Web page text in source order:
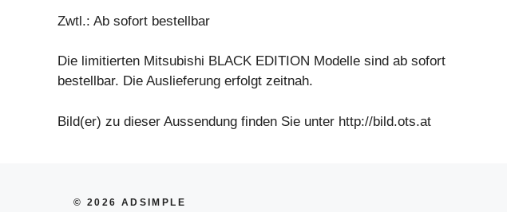
Zwtl.: Ab sofort bestellbar
Die limitierten Mitsubishi BLACK EDITION Modelle sind ab sofort
bestellbar. Die Auslieferung erfolgt zeitnah.
Bild(er) zu dieser Aussendung finden Sie unter http://bild.ots.at
© 2026 ADSIMPLE